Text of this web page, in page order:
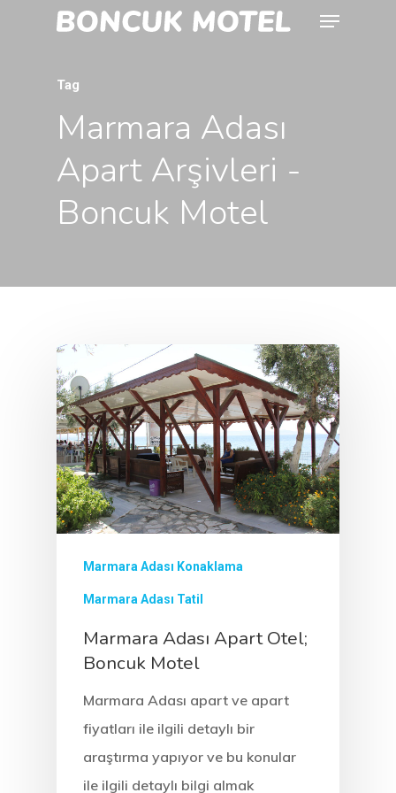
Tag
Marmara Adası
Apart Arşivleri -
Boncuk Motel
Marmara Adası Konaklama
Marmara Adası Tatil
Marmara Adası Apart Otel;
Boncuk Motel
Marmara Adası apart ve apart
fiyatları ile ilgili detaylı bir
araştırma yapıyor ve bu konular
ile ilgili detaylı bilgi almak
Ana Sayfa
Motelimiz
Adamız
Ulaşım
Fiyatlarımız
Blog
Galeri